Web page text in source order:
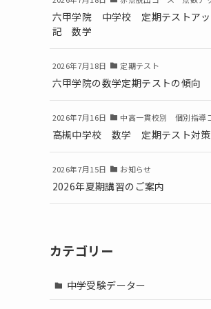
六甲学院 中学校 定期テストア
記 数学
2026年7月18日 定期テスト
六甲学院の数学定期テストの傾向
2026年7月16日 中高一貫校別 個別指導
高槻中学校 数学 定期テスト対策
2026年7月15日 お知らせ
2026年夏期講習のご案内
カテゴリー
中学受験データー